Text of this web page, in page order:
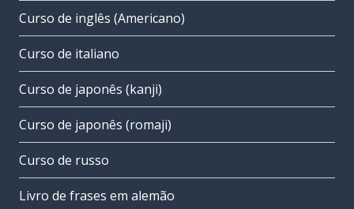
Curso de inglês (Americano)
Curso de italiano
Curso de japonês (kanji)
Curso de japonês (romaji)
Curso de russo
Livro de frases em alemão